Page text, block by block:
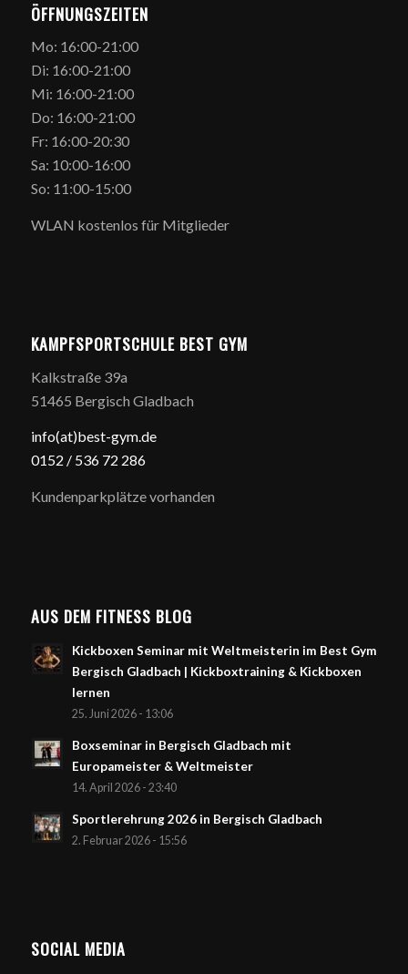
ÖFFNUNGSZEITEN
Mo: 16:00-21:00
Di: 16:00-21:00
Mi: 16:00-21:00
Do: 16:00-21:00
Fr: 16:00-20:30
Sa: 10:00-16:00
So: 11:00-15:00
WLAN kostenlos für Mitglieder
KAMPFSPORTSCHULE BEST GYM
Kalkstraße 39a
51465 Bergisch Gladbach
info(at)best-gym.de
0152 / 536 72 286
Kundenparkplätze vorhanden
AUS DEM FITNESS BLOG
Kickboxen Seminar mit Weltmeisterin im Best Gym
Bergisch Gladbach | Kickboxtraining & Kickboxen
lernen
25. Juni 2026 - 13:06
Boxseminar in Bergisch Gladbach mit
Europameister & Weltmeister
14. April 2026 - 23:40
Sportlerehrung 2026 in Bergisch Gladbach
2. Februar 2026 - 15:56
SOCIAL MEDIA